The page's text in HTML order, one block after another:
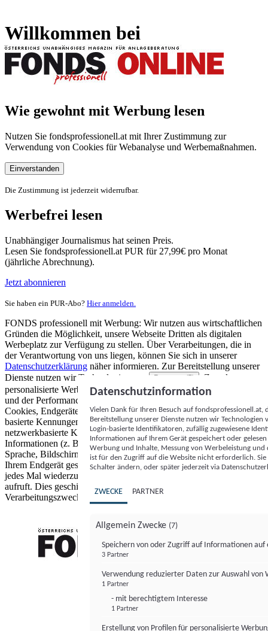
Willkommen bei
Wie gewohnt mit Werbung lesen
Nutzen Sie fondsprofessionell.at mit Ihrer Zustimmung zur
Verwendung von Cookies für Webanalyse und Werbemaßnahmen.
Einverstanden
Die Zustimmung ist jederzeit widerrufbar.
Werbefrei lesen
Unabhängiger Journalismus hat seinen Preis.
Lesen Sie fondsprofessionell.at PUR für 27,99€ pro Monat
(jährliche Abrechnung).
Jetzt abonnieren
Sie haben ein PUR-Abo? Hier anmelden.
FONDS professionell mit Werbung: Wir nutzen aus wirtschaftlichen
Gründen die Möglichkeit, unsere Webseite Dritten als digitalen
Werbeplatz zur Verfügung zu stellen. Über Verarbeitungen, die in
der Verantwortung von uns liegen, können Sie sich in unserer
Datenschutzerklärung näher informieren. Zur Bereitstellung unserer
Dienste nutzen wir Technologien von
Partnern (5)
. Zwecke:
personalisierte Werbung und Inhalte, Messung von Werbeleistung
und der Performance von Inhalten sowie Zielgruppenforschung.
Cookies, Endgeräte- oder ähnliche Online-Kennungen (z. B. login-
basierte Kennungen, zufällig generierte Kennungen,
netzwerkbasierte Kennungen) können zusammen mit anderen
Informationen (z. B. Browsertyp und Browserinformationen,
Sprache, Bildschirmgröße, unterstützte Technologien usw.) auf
Ihrem Endgerät gespeichert oder von dort ausgelesen werden, um es
jedes Mal wiederzuerkennen, wenn es eine App oder einer Webseite
aufruft. Dies geschieht für einen oder mehrere der hier aufgeführten
Verarbeitungszwecke.
Datenschutzinformation
Vielen Dank für Ihren Besuch auf
Bereitstellung unserer Dienste nutzen wir Technologien
Login-basierte Identifikatoren, zufällig zugewiesene
Informationen auf Ihrem Gerät gespeichert oder
Werbung und Inhalte, Messung von Werbeleistung
ist für den Zugriff auf die Website nicht erforderlich.
Schalter ändern, oder später jederzeit via
ZWECKE PARTNER
Allgemein Zwecke (7)
Speichern von oder Zugriff auf Informationen auf
3 Partner
Verwendung reduzierter Daten zur Auswahl von
1 Partner
- mit berechtigtem Interesse
1 Partner
Erstellung von Profilen für personalisierte
FONDS professionell